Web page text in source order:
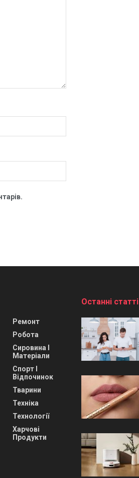
Ремонт
Робота
Сировина І
Матеріали
Спорт І
Відпочинок
Тварини
Техніка
Технології
Харчові
Продукти
Останні статті